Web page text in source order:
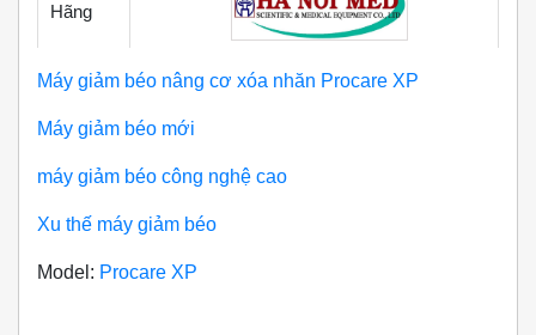
Hãng
Máy giảm béo nâng cơ xóa nhăn Procare XP
Máy giảm béo mới
máy giảm béo công nghệ cao
Xu thế máy giảm béo
Model: Procare XP